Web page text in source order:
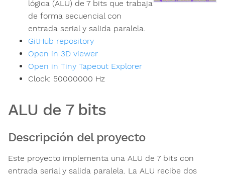
lógica (ALU) de 7 bits que trabaja
de forma secuencial con
entrada serial y salida paralela.
GitHub repository
Open in 3D viewer
Open in Tiny Tapeout Explorer
Clock: 50000000 Hz
ALU de 7 bits
Descripción del proyecto
Este proyecto implementa una ALU de 7 bits con
entrada serial y salida paralela. La ALU recibe dos